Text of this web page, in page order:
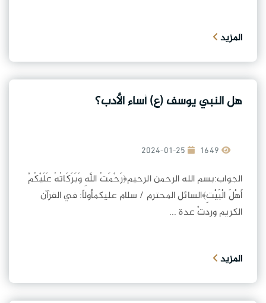
المزيد
هل النبي يوسف (ع) أساء الأدب؟
2024-01-25
الجواب:بسم الله الرحمن الرحيم﴿رَحْمَتُ اللَّهِ وَبَرَكَاتُهُ عَلَيْكُمْ
أَهْلَ الْبَيْتِ﴾السائل المحترم / سلام عليكمأولاً: في القرآن
الكريم وردتْ عدة ...
المزيد